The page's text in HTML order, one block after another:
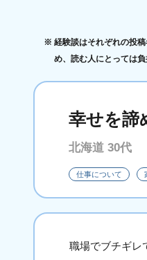
経験談はそれぞれの投
め、読む人にとっては
幸せを諦
北海道 30代
仕事について
職場でブチギレ